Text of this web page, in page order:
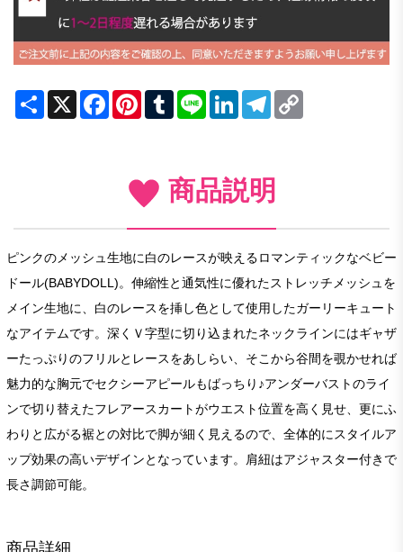
Share X FacebookPinterestTumblrLine LinkedInTelegram
商品説明
ピンクのメッシュ生地に白のレースが映えるロマンティックなベビー
ドール(BABYDOLL)。伸縮性と通気性に優れたストレッチメッシュを
メイン生地に、白のレースを挿し色として使用したガーリーキュート
なアイテムです。深くＶ字型に切り込まれたネックラインにはギャザ
ーたっぷりのフリルとレースをあしらい、そこから谷間を覗かせれば
魅力的な胸元でセクシーアピールもばっちり♪アンダーバストのライ
ンで切り替えたフレアースカートがウエスト位置を高く見せ、更にふ
わりと広がる裾との対比で脚が細く見えるので、全体的にスタイルア
ップ効果の高いデザインとなっています。肩紐はアジャスター付きで
長さ調節可能。
商品詳細